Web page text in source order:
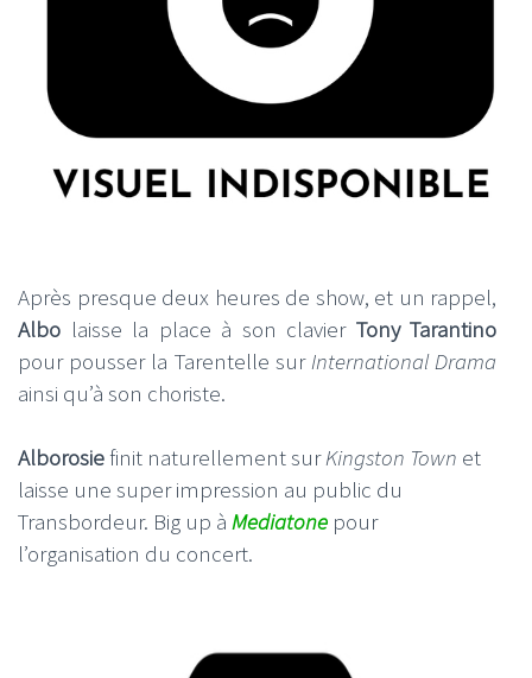
Après presque deux heures de show, et un rappel,
Albo laisse la place à son clavier Tony Tarantino
pour pousser la Tarentelle surInternational Drama
ainsi qu’à son choriste.
Alborosiefinit naturellement surKingston Town et
laisse une super impression au public du
Transbordeur. Big up à Mediatone pour
l’organisation du concert.